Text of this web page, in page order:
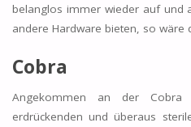
belanglos immer wieder auf und
andere Hardware bieten, so wäre
Cobra
Angekommen an der
erdrückenden und überaus